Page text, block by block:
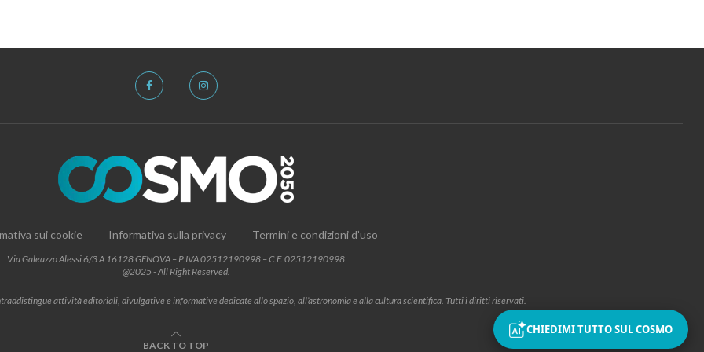
sui cookie Informativa sulla privacy Termini e condizioni d’uso
Via Galeazzo Alessi 6/3 A 16128 GENOVA – P.IVA 02512190998 – C.F. 02512190998
@2025 - All Right Reserved.
attività editoriali, divulgative e informative dedicate allo spazio, all’astronomia e alla cultura scientifica. Tutti i diritti riservati.
BACK TO TOP
CHIEDIMI TUTTO SUL COSMO